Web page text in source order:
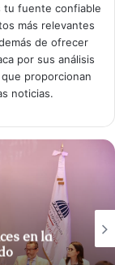
tu fuente confiable
más relevantes
de ofrecer
por sus análisis
proporcionan
noticias.
en la